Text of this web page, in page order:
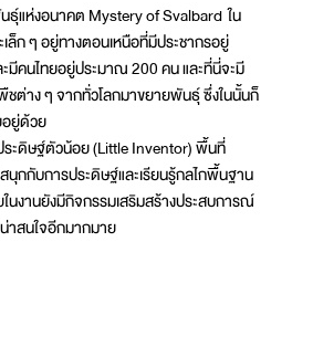
ธุ์แห่งอนาคต Mystery of Svalbard ใน
เล็ก ๆ อยู่ทางตอนเหนือที่มีประชากรอยู่
มีคนไทยอยู่ประมาณ 200 คน และที่นี่จะมี
ต่าง ๆ จากทั่วโลกมาขยายพันธุ์ ซึ่งในนั้นก็
ยู่ด้วย
ะดิษฐ์ตัวน้อย (Little Inventor) พื้นที่
กกับการประดิษฐ์และเรียนรู้กลไกพื้นฐาน
งานยังมีกิจกรรมเสริมสร้างประสบการณ์
าสนใจอีกมากมาย